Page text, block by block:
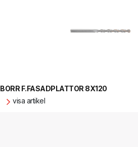
BORR F.FASADPLATTOR 8X120
visa artikel